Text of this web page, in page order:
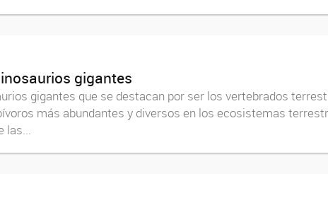
gigantes
gigantes que se destacan por ser los vertebrados
más abundantes y diversos en los ecosistemas
las...